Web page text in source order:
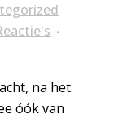
na het
óók van